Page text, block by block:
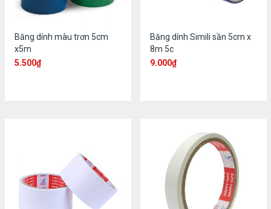
Băng dính màu trơn 5cm
x5m
5.500₫
Băng dính Simili sần 5cm x
8m 5c
9.000₫